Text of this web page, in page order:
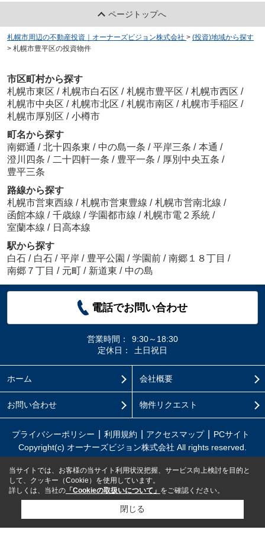
ページトップへ
札幌市周辺の不動産投資｜オーナーズビジョン株式会社 > (投資)地域から探す
> 札幌市豊平区の投資物件
市区町村から探す
札幌市東区 / 札幌市白石区 / 札幌市豊平区 / 札幌市西区 /
札幌市中央区 / 札幌市北区 / 札幌市南区 / 札幌市手稲区 /
札幌市厚別区 / 小樽市
町名から探す
南郷通 / 北十四条東 / 中の島一条 / 平岸三条 / 本通 /
澄川四条 / 二十四軒一条 / 豊平一条 / 厚別中央五条 /
豊平三条
路線から探す
札幌市営東西線 / 札幌市営東豊線 / 札幌市営南北線 /
函館本線 / 千歳線 / 学園都市線 / 札幌市電２系統 /
室蘭本線 / 日高本線
駅から探す
白石 / 白石 / 平岸 / 豊平公園 / 学園前 / 南郷１８丁目 /
南郷７丁目 / 元町 / 新道東 / 中の島
電話でお問い合わせ
営業時間：
9:30～18:30
定休日：
土日祝日
ホーム 会社概要
お問い合わせ 物件リクエスト
プライバシーポリシー 利用規約 アクセスマップ
PCサイト
Copyright(c) オーナーズビジョン株式会社 All rights reserved.
当サイトでは、お客様の当サイト利用状況把握、サービス向上検討を目的と
して、クッキー（Cookie）を使用しています。
詳しくは、当社の 「Cookieの取扱いについて」 をご確認ください。
閉じる